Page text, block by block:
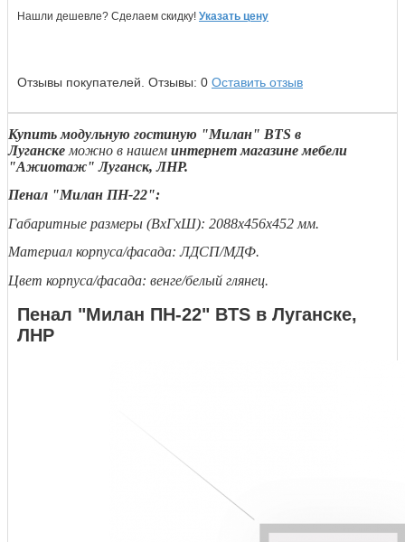
Нашли дешевле? Сделаем скидку! Указать цену
Отзывы покупателей. Отзывы: 0 Оставить отзыв
Купить модульную гостиную "Милан" BTS в
Луганске можно в нашем интернет магазине мебели
"Ажиотаж" Луганск, ЛНР.
Пенал "Милан ПН-22":
Габаритные размеры (ВxГxШ): 2088x456x452 мм.
Материал корпуса/фасада: ЛДСП/МДФ.
Цвет корпуса/фасада: венге/белый глянец.
Пенал "Милан ПН-22" BTS в Луганске,
ЛНР